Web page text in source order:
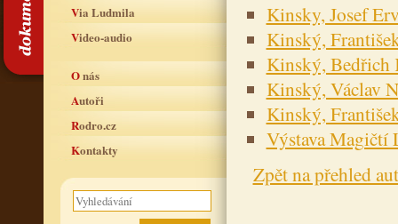
Via Ludmila
Video-audio
O nás
Autoři
Rodro.cz
Kontakty
Kinsky, Josef
Kinský,
Kinský, Bedřich
Kinský, Václav
Kinský,
Výstava Magičtí
Zpět na přehled